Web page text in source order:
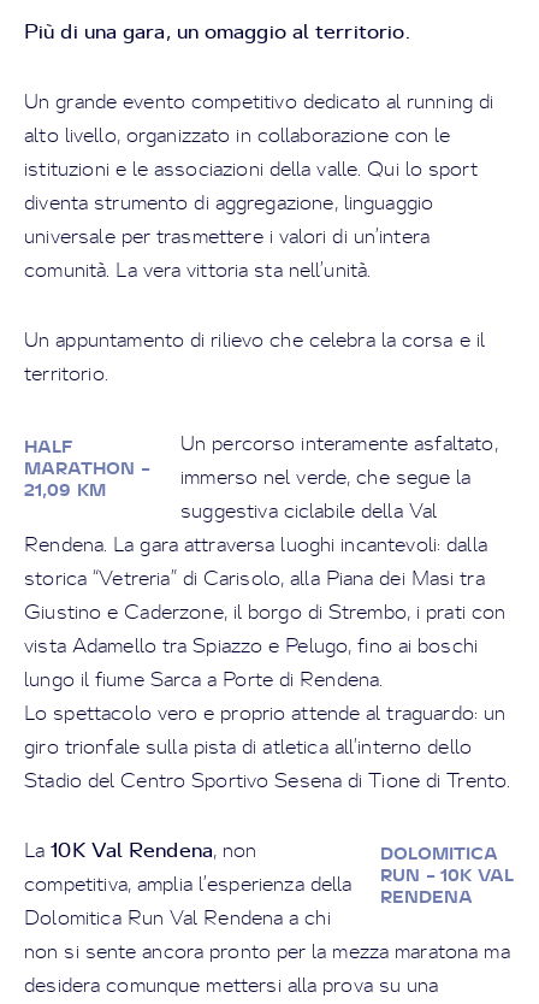
Più di una gara, un omaggio al territorio.
Un grande evento competitivo dedicato al running di
alto livello, organizzato in collaborazione con le
istituzioni e le associazioni della valle. Qui lo sport
diventa strumento di aggregazione, linguaggio
universale per trasmettere i valori di un’intera
comunità. La vera vittoria sta nell’unità.
Un appuntamento di rilievo che celebra la corsa e il
territorio.
HALF
MARATHON –
21,09 KM
Un percorso interamente asfaltato,
immerso nel verde, che segue la
suggestiva ciclabile della Val
Rendena. La gara attraversa luoghi incantevoli: dalla
storica “Vetreria” di Carisolo, alla Piana dei Masi tra
Giustino e Caderzone, il borgo di Strembo, i prati con
vista Adamello tra Spiazzo e Pelugo, fino ai boschi
lungo il fiume Sarca a Porte di Rendena.
Lo spettacolo vero e proprio attende al traguardo: un
giro trionfale sulla pista di atletica all’interno dello
Stadio del Centro Sportivo Sesena di Tione di Trento.
DOLOMITICA
RUN – 10K VAL
RENDENA
La10K Val Rendena, non
competitiva, amplia l’esperienza della
Dolomitica Run Val Rendena a chi
non si sente ancora pronto per la mezza maratona ma
desidera comunque mettersi alla prova su una